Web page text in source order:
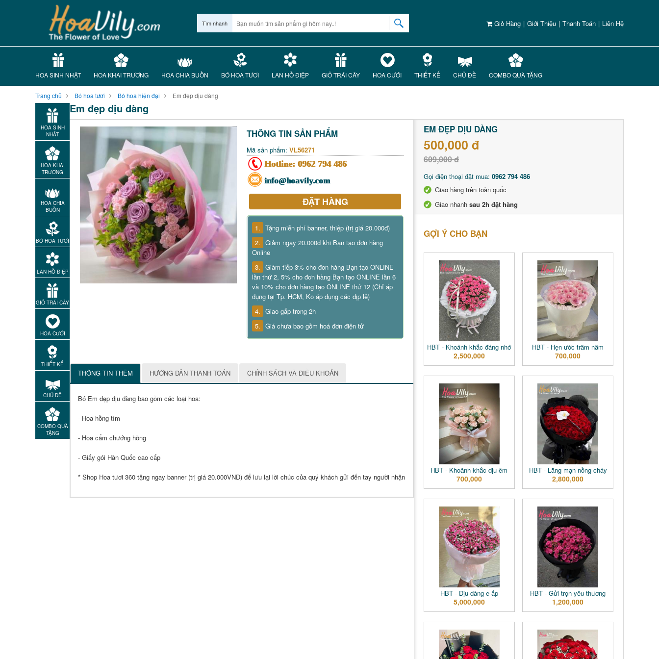
Giỏ Hàng | Giới Thiệu | Thanh Toán | Liên Hệ
Tìm nhanh
HOA SINH NHẬT HOA KHAI TRƯƠNG HOA CHIA BUỒN BÓ HOA TƯƠI LAN HỒ ĐIỆP GIỎ TRÁI CÂY HOA CƯỚI THIẾT KẾ CHỦ ĐỀ COMBO QUÀ TẶNG
Trang chủ Bó hoa tươi Bó hoa hiện đại Em đẹp dịu dàng
HOA SINH
NHẬT
HOA KHAI
TRƯƠNG
HOA CHIA
BUỒN
BÓ HOA TƯƠI
LAN HỒ ĐIỆP
GIỎ TRÁI CÂY
HOA CƯỚI
THIẾT KẾ
CHỦ ĐỀ
COMBO QUÀ
TẶNG
Em đẹp dịu dàng
THÔNG TIN SẢN PHẨM
Mã sản phẩm: VL56271
Hotline: 0962 794 486
info@hoavily.com
ĐẶT HÀNG
1. Tặng miễn phí banner, thiệp (trị giá 20.000đ)
2. Giảm ngay 20.000đ khi Bạn tạo đơn hàng
Online
3. Giảm tiếp 3% cho đơn hàng Bạn tạo ONLINE
lần thứ 2, 5% cho đơn hàng Bạn tạo ONLINE lần 6
và 10% cho đơn hàng tạo ONLINE thứ 12 (Chỉ áp
dụng tại Tp. HCM, Ko áp dụng các dịp lễ)
4. Giao gấp trong 2h
5. Giá chưa bao gồm hoá đơn điện tử
THÔNG TIN THÊM HƯỚNG DẪN THANH TOÁN CHÍNH SÁCH VÀ ĐIỀU KHOẢN
Bó Em đẹp dịu dàng bao gồm các loại hoa:
- Hoa hồng tím
- Hoa cẩm chướng hồng
- Giấy gói Hàn Quốc cao cấp
* Shop Hoa tươi 360 tặng ngay banner (trị giá 20.000VND) để lưu lại lời chúc của quý khách gửi đến tay người nhận
EM ĐẸP DỊU DÀNG
500,000 đ
609,000 đ
Gọi điện thoại đặt mua: 0962 794 486
Giao hàng trên toàn quốc
Giao nhanh sau 2h đặt hàng
GỢI Ý CHO BẠN
HBT - Khoảnh khắc đáng nhớ
2,500,000
HBT - Hẹn ước trăm năm
700,000
HBT - Khoảnh khắc dịu êm
700,000
HBT - Lãng mạn nồng cháy
2,800,000
HBT - Dịu dàng e ấp
5,000,000
HBT - Gửi trọn yêu thương
1,200,000